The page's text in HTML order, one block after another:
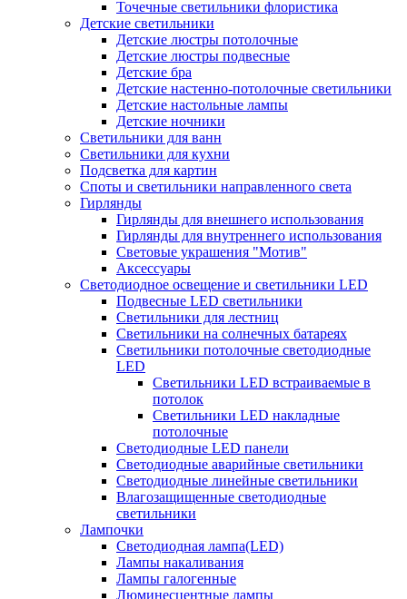
Точечные светильники флористика
Детские светильники
Детские люстры потолочные
Детские люстры подвесные
Детские бра
Детские настенно-потолочные светильники
Детские настольные лампы
Детские ночники
Светильники для ванн
Светильники для кухни
Подсветка для картин
Споты и светильники направленного света
Гирлянды
Гирлянды для внешнего использования
Гирлянды для внутреннего использования
Световые украшения "Мотив"
Аксессуары
Светодиодное освещение и светильники LED
Подвесные LED светильники
Светильники для лестниц
Светильники на солнечных батареях
Светильники потолочные светодиодные
LED
Cветильники LED встраиваемые в
потолок
Светильники LED накладные
потолочные
Светодиодные LED панели
Светодиодные аварийные светильники
Светодиодные линейные светильники
Влагозащищенные светодиодные
светильники
Лампочки
Светодиодная лампа(LED)
Лампы накаливания
Лампы галогенные
Люминесцентные лампы